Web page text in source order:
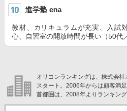
進学塾 ena
教材、カリキュラムが充実、入試
心、自習室の開放時間が長い（50代
オリコンランキングは、株式会
スタート。2006年からは顧客満
首都圏は、2008年よりランキング